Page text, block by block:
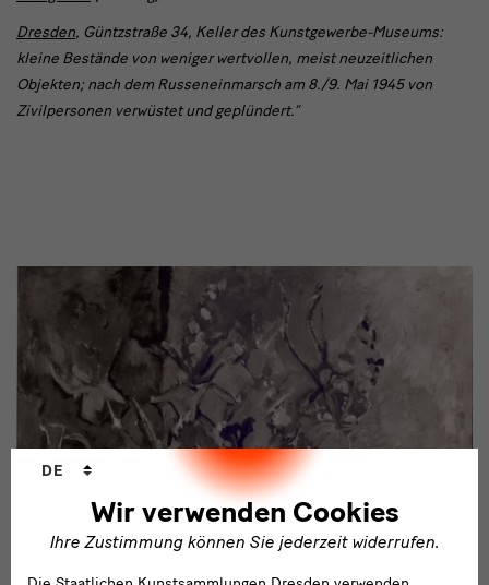
Dresden, Güntzstraße 34, Keller des Kunstgewerbe-Museums:
kleine Bestände von weniger wertvollen, meist neuzeitlichen
Objekten; nach dem Russeneinmarsch am 8./9. Mai 1945 von
Zivilpersonen verwüstet und geplündert.“
Wir verwenden Cookies
Ihre Zustimmung können Sie jederzeit widerrufen.
DE